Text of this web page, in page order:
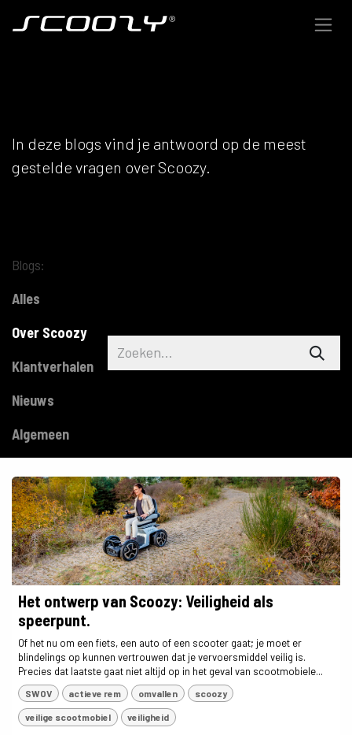
In deze blogs vind je antwoord op de meest
gestelde vragen over Scoozy.
Blogs:
Alles
Over Scoozy
Klantverhalen
Nieuws
Algemeen
Het ontwerp van Scoozy: Veiligheid als
speerpunt.
Of het nu om een fiets, een auto of een scooter gaat; je moet er
blindelings op kunnen vertrouwen dat je vervoersmiddel veilig is.
Precies dat laatste gaat niet altijd op in het geval van scootmobiele...
SWOV actieve rem omvallen scoozy
veilige scootmobiel veiligheid